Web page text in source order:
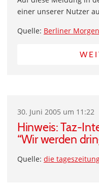
einer unserer Nutzer
Quelle: Berliner
30. Juni 2005 um 11:22
Hinweis: Taz-
“Wir werden
Quelle: die